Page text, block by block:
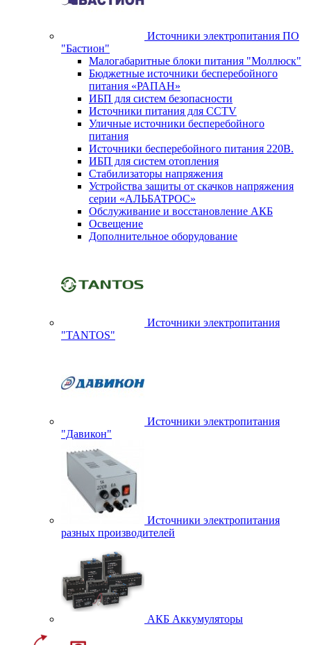
Источники электропитания ПО
"Бастион"
Малогабаритные блоки питания "Моллюск"
Бюджетные источники бесперебойного
питания «РАПАН»
ИБП для систем безопасности
Источники питания для CCTV
Уличные источники бесперебойного
питания
Источники бесперебойного питания 220В.
ИБП для систем отопления
Стабилизаторы напряжения
Устройства защиты от скачков напряжения
серии «АЛЬБАТРОС»
Обслуживание и восстановление АКБ
Освещение
Дополнительное оборудование
Источники электропитания
"TANTOS"
Источники электропитания
"Давикон"
Источники электропитания
разных производителей
АКБ Аккумуляторы